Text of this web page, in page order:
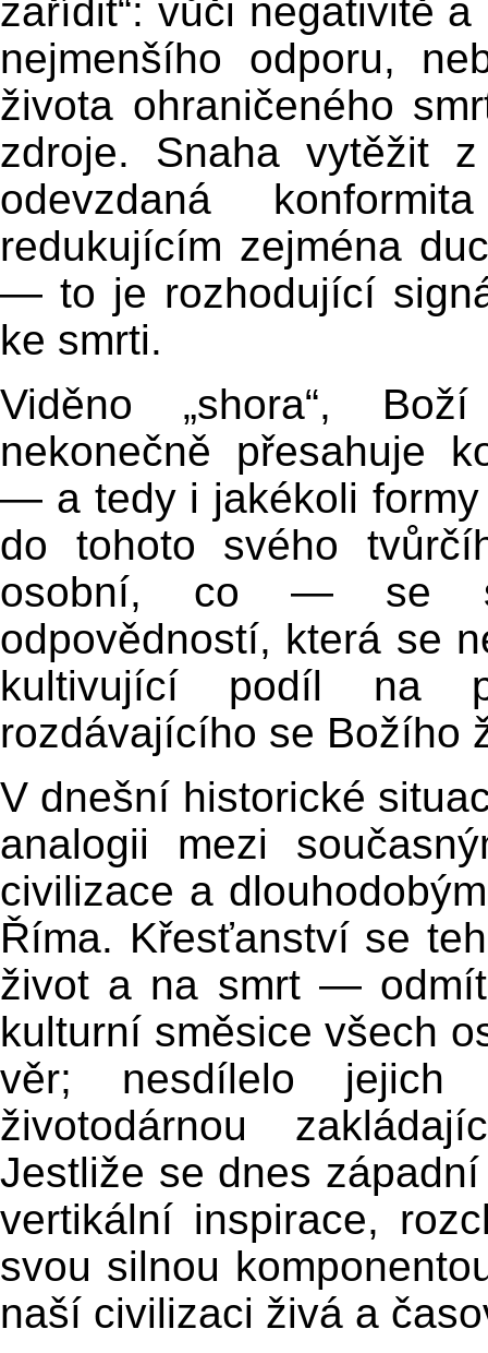
zařídit“: vůči negativitě
nejmenšího odporu,
života ohraničeného
zdroje. Snaha vytěžit
odevzdaná
redukujícím zejména
— to je rozhodující
ke smrti.
Viděno „shora“,
nekonečně přesahuje
— a tedy i jakékoli
do tohoto svého
osobní, co — se
odpovědností, která se
kultivující podíl na
rozdávajícího se Božího
V dnešní historické
analogii mezi
civilizace a
Říma. Křesťanství se
život a na smrt —
kulturní směsice všech
věr; nesdílelo jejich
životodárnou
Jestliže se dnes
vertikální inspirace,
svou silnou
naší civilizaci živá a